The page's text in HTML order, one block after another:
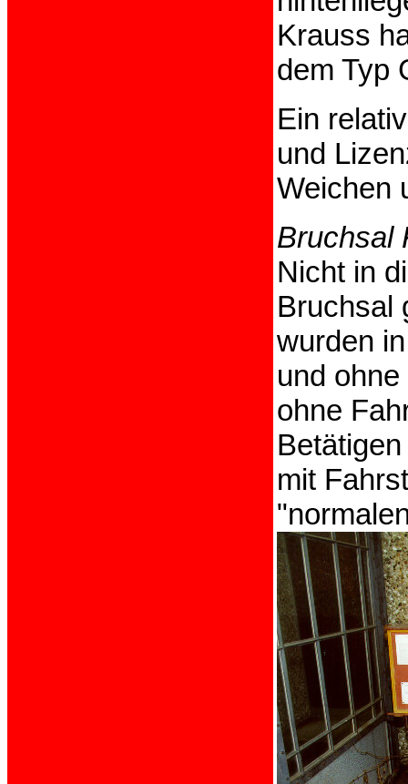
Krauss
dem Typ
Ein
und
Weichen
Bruchsal
Nicht in
Bruchsal
wurden
und
ohne
mit